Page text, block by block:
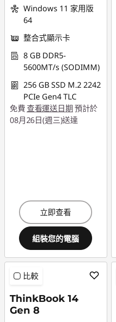
Windows 11 家用版
64
整合式顯示卡
8 GB DDR5-
5600MT/s (SODIMM)
256 GB SSD M.2 2242
PCIe Gen4 TLC
免費 查看運送日期預計於
08月26日(週三)送達
立即查看
組裝您的電腦
比較
ThinkBook 14
Gen 8